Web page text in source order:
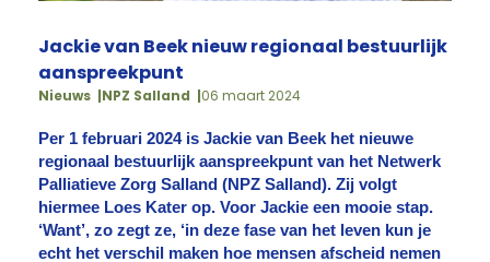
Jackie van Beek nieuw regionaal bestuurlijk
aanspreekpunt
Nieuws NPZ Salland 06 maart 2024
Per 1 februari 2024 is Jackie van Beek het nieuwe
regionaal bestuurlijk aanspreekpunt van het Netwerk
Palliatieve Zorg Salland (NPZ Salland). Zij volgt
hiermee Loes Kater op. Voor Jackie een mooie stap.
‘Want’, zo zegt ze, ‘in deze fase van het leven kun je
echt het verschil maken hoe mensen afscheid nemen